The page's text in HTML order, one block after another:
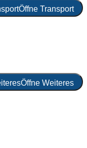
Öffne Transport
Öffne Weiteres